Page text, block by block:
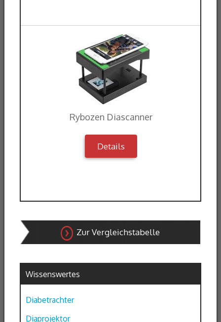
Rybozen Diascanner
Details
Zur Vergleichstabelle
Wissenswertes
Diabetrachter
Diaprojektor